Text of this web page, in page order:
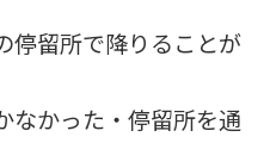
停留所で降りることが
なかった・停留所を通
be
accurate